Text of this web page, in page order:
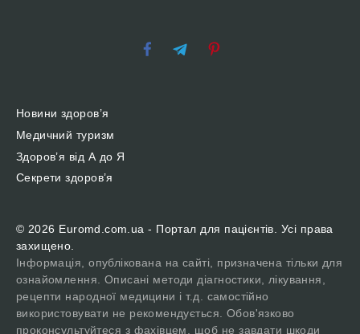
Новини здоров’я
Медичний туризм
Здоров’я від А до Я
Секрети здоров’я
© 2026 Euromd.com.ua - Портал для пацієнтів. Усі права
захищено.
Інформація, опублікована на сайті, призначена тільки для
ознайомлення. Описані методи діагностики, лікування,
рецепти народної медицини і т.д. самостійно
використовувати не рекомендується. Обов'язково
проконсультуйтеся з фахівцем, щоб не завдати шкоди